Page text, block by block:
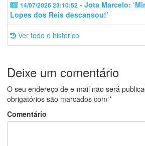
14/07/2026 23:10:52 - Jota Marcelo:
Lopes dos Reis descansou!’
Ver todo o histórico
Deixe um comentário
O seu endereço de e-mail não será
obrigatórios são marcados com *
Comentário